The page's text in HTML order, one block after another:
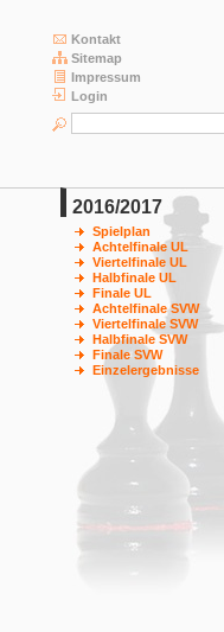
Kontakt
Sitemap
Impressum
Login
2016/2017
Spielplan
Achtelfinale UL
Viertelfinale UL
Halbfinale UL
Finale UL
Achtelfinale SVW
Viertelfinale SVW
Halbfinale SVW
Finale SVW
Einzelergebnisse